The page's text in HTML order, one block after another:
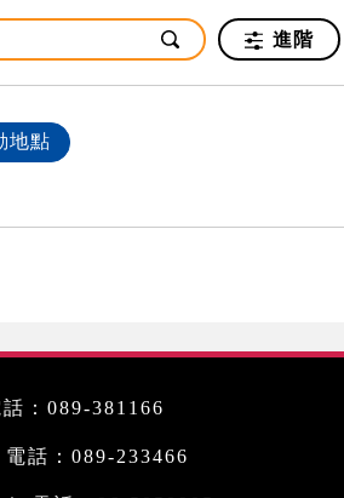
進階
地點
：089-381166
話：089-233466